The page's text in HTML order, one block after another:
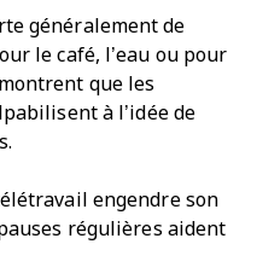
généralement de
le café, l’eau ou pour
que les
à l’idée de
engendre son
régulières aident